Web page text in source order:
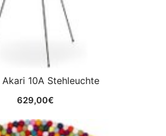
10A Stehleuchte
629,00€